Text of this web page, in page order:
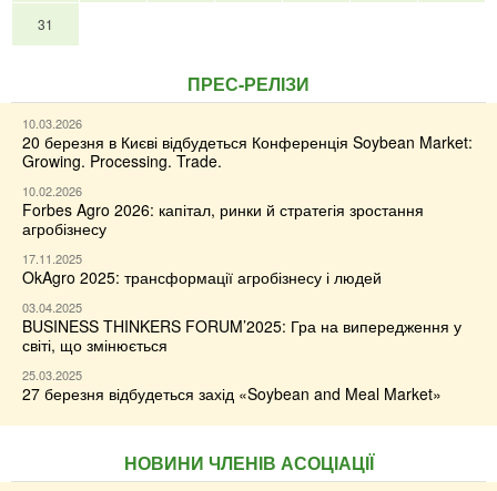
31
ПРЕС-РЕЛІЗИ
10.03.2026
20 березня в Києві відбудеться Конференція Soybean Market:
Growing. Processing. Trade.
10.02.2026
Forbes Agro 2026: капітал, ринки й стратегія зростання
агробізнесу
17.11.2025
OkAgro 2025: трансформації агробізнесу і людей
03.04.2025
BUSINESS THINKERS FORUM’2025: Гра на випередження у
світі, що змінюється
25.03.2025
27 березня відбудеться захід «Soybean and Meal Market»
НОВИНИ ЧЛЕНІВ АСОЦІАЦІЇ